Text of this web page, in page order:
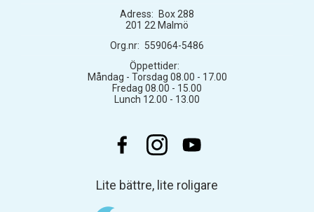
Lite bättre, lite roligare
Adress:
Box 288
201 22 Malmö
Org.nr: 559064-5486
Öppettider:
Måndag - Torsdag 08.00 - 17.00
Fredag 08.00 - 15.00
Lunch 12.00 - 13.00